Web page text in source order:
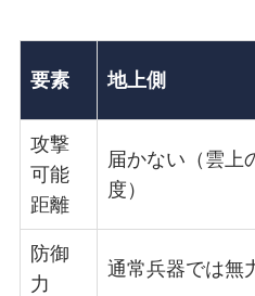
要素 地上側
攻撃
可能
距離
届かない（雲上
度）
防御
力
通常兵器では無